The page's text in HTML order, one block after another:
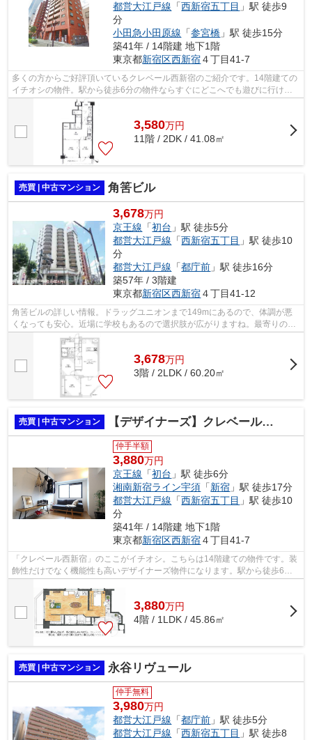
都営大江戸線 「西新宿五丁目 」駅 徒歩9
分
小田急小田原線 「参宮橋 」駅 徒歩15分
築41年 / 14階建 地下1階
東京都新宿区西新宿４丁目41-7
多くの方からご好評頂いているクレベール西新宿のご紹介です。14階建ての
イチオシの物件。駅から徒歩6分の物件ならすぐにどこへでも遊びに行けま
すね。オシャレな空間を毎日満喫できる...
3,580万円
11階 / 2DK / 41.08㎡
売買 | 中古マンション 角筈ビル
3,678万円
京王線 「初台 」駅 徒歩5分
都営大江戸線 「西新宿五丁目 」駅 徒歩10
分
都営大江戸線 「都庁前 」駅 徒歩16分
築57年 / 3階建
東京都新宿区西新宿４丁目41-12
角筈ビルの詳しい情報。ドラッグユニオンまで149mにあるので、体調が悪
くなっても安心。近場に学校もあるので選択肢が広がりますね。最寄りの高
校は「私立関東国際高校」(350m)です。...
3,678万円
3階 / 2LDK / 60.20㎡
売買 | 中古マンション 【デザイナーズ】クレベール西新宿
仲手半額
3,880万円
京王線 「初台 」駅 徒歩6分
湘南新宿ライン宇須 「新宿 」駅 徒歩17分
都営大江戸線 「西新宿五丁目 」駅 徒歩10
分
築41年 / 14階建 地下1階
東京都新宿区西新宿４丁目41-7
「クレベール西新宿」のここがイチオシ。こちらは14階建ての物件です。装
飾性だけでなく機能性も高いデザイナーズ物件になります。駅から徒歩6分
の物件です。株式会社オブライエンへの...
3,880万円
4階 / 1LDK / 45.86㎡
売買 | 中古マンション 永谷リヴュール
仲手無料
3,980万円
都営大江戸線 「都庁前 」駅 徒歩5分
都営大江戸線 「西新宿五丁目 」駅 徒歩8